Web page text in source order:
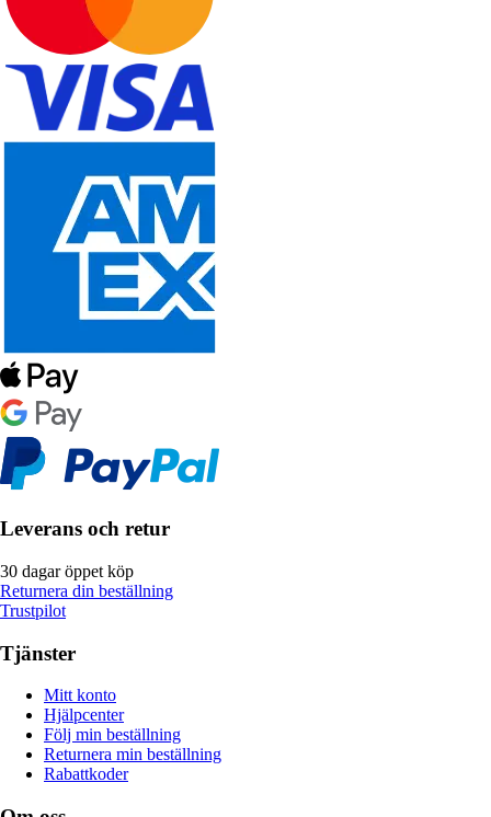
Leverans och retur
30 dagar öppet köp
Returnera din beställning
Trustpilot
Tjänster
Mitt konto
Hjälpcenter
Följ min beställning
Returnera min beställning
Rabattkoder